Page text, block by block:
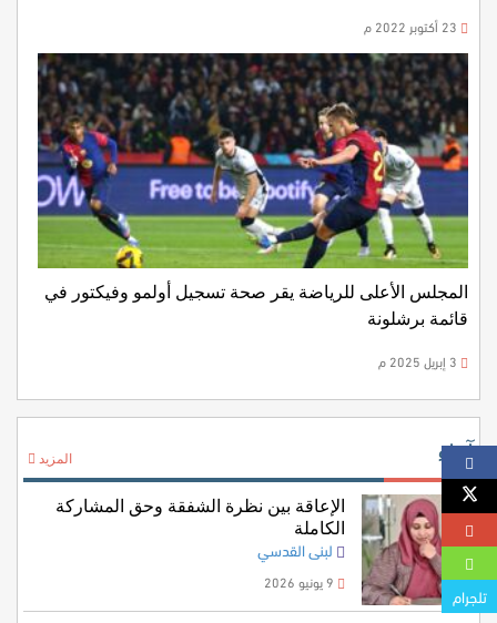
المجلس الأعلى للرياضة يقر صحة تسجيل أولمو وفيكتور في
قائمة برشلونة
آراء المزيد
الإعاقة بين نظرة الشفقة وحق المشاركة
الكاملة
لبنى القدسي
تلجرام